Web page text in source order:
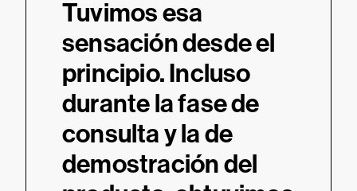
Tuvimos esa
sensación desde el
principio. Incluso
durante la fase de
consulta y la de
demostración del